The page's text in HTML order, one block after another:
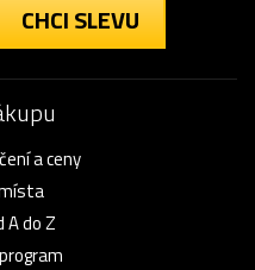
CHCI SLEVU
a ceny
A do Z